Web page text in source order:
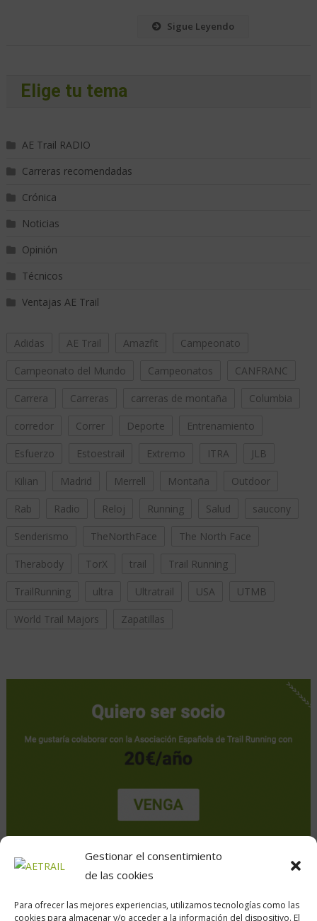
Gestionar el consentimiento
de las cookies
Para ofrecer las mejores experiencias, utilizamos tecnologías como las
cookies para almacenar y/o acceder a la información del dispositivo. El
Sigue Leyendo
Elige tu tema
AE Trail RADIO
Carreras recomendadas
Crónica
Noticias
Opinión
Técnicos
Ventajas AE Trail
Adidas AE Trail Amazfit Campeonato
Campeonato del Mundo Campeonatos CANFRANC
Carrera Carreras carreras de montaña Columbia
corredor Correr Deporte Entrenamiento
Esfuerzo Estoestrail Extremo ITRA JLB
Kilian Madrid Merrell Montaña Outdoor
Rab Radio Reloj Running Salud saucony
Senderismo TheNorthFace The North Face
Therabody TorX trail Trail Running
TrailRunning ultra Ultratrail USA UTMB
World Trail Majors Zapatillas